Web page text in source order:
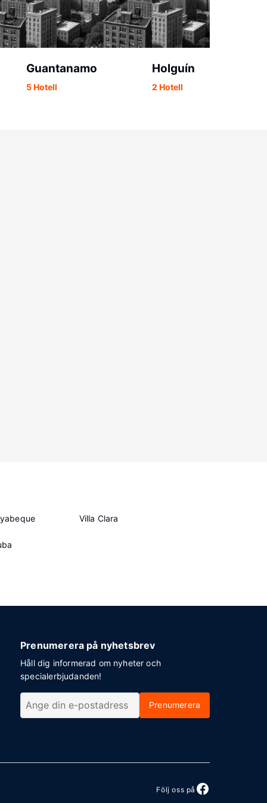
Guantanamo
5 Hotell
Holguín
2 Hotell
Villa Clara
Prenumerera på nyhetsbrev
Håll dig informerad om nyheter och
specialerbjudanden!
Prenumerera
Följ oss på